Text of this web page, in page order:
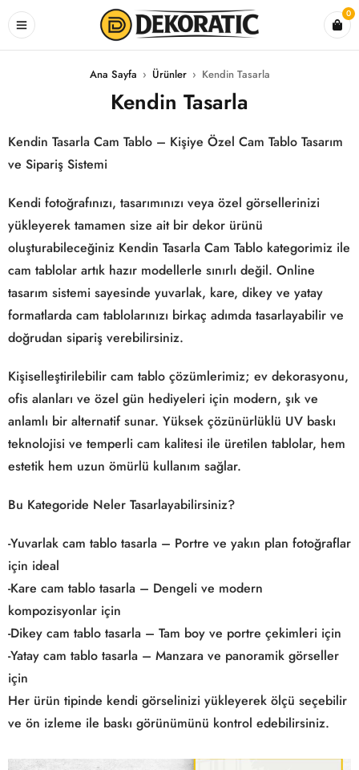
0
Ana Sayfa › Ürünler › Kendin Tasarla
Kendin Tasarla
Kendin Tasarla Cam Tablo – Kişiye Özel Cam Tablo Tasarım
ve Sipariş Sistemi
Kendi fotoğrafınızı, tasarımınızı veya özel görsellerinizi
yükleyerek tamamen size ait bir dekor ürünü
oluşturabileceğiniz Kendin Tasarla Cam Tablo kategorimiz ile
cam tablolar artık hazır modellerle sınırlı değil. Online
tasarım sistemi sayesinde yuvarlak, kare, dikey ve yatay
formatlarda cam tablolarınızı birkaç adımda tasarlayabilir ve
doğrudan sipariş verebilirsiniz.
Kişiselleştirilebilir cam tablo çözümlerimiz; ev dekorasyonu,
ofis alanları ve özel gün hediyeleri için modern, şık ve
anlamlı bir alternatif sunar. Yüksek çözünürlüklü UV baskı
teknolojisi ve temperli cam kalitesi ile üretilen tablolar, hem
estetik hem uzun ömürlü kullanım sağlar.
Bu Kategoride Neler Tasarlayabilirsiniz?
-Yuvarlak cam tablo tasarla – Portre ve yakın plan fotoğraflar
için ideal
-Kare cam tablo tasarla – Dengeli ve modern
kompozisyonlar için
-Dikey cam tablo tasarla – Tam boy ve portre çekimleri için
-Yatay cam tablo tasarla – Manzara ve panoramik görseller
için
Her ürün tipinde kendi görselinizi yükleyerek ölçü seçebilir
ve ön izleme ile baskı görünümünü kontrol edebilirsiniz.